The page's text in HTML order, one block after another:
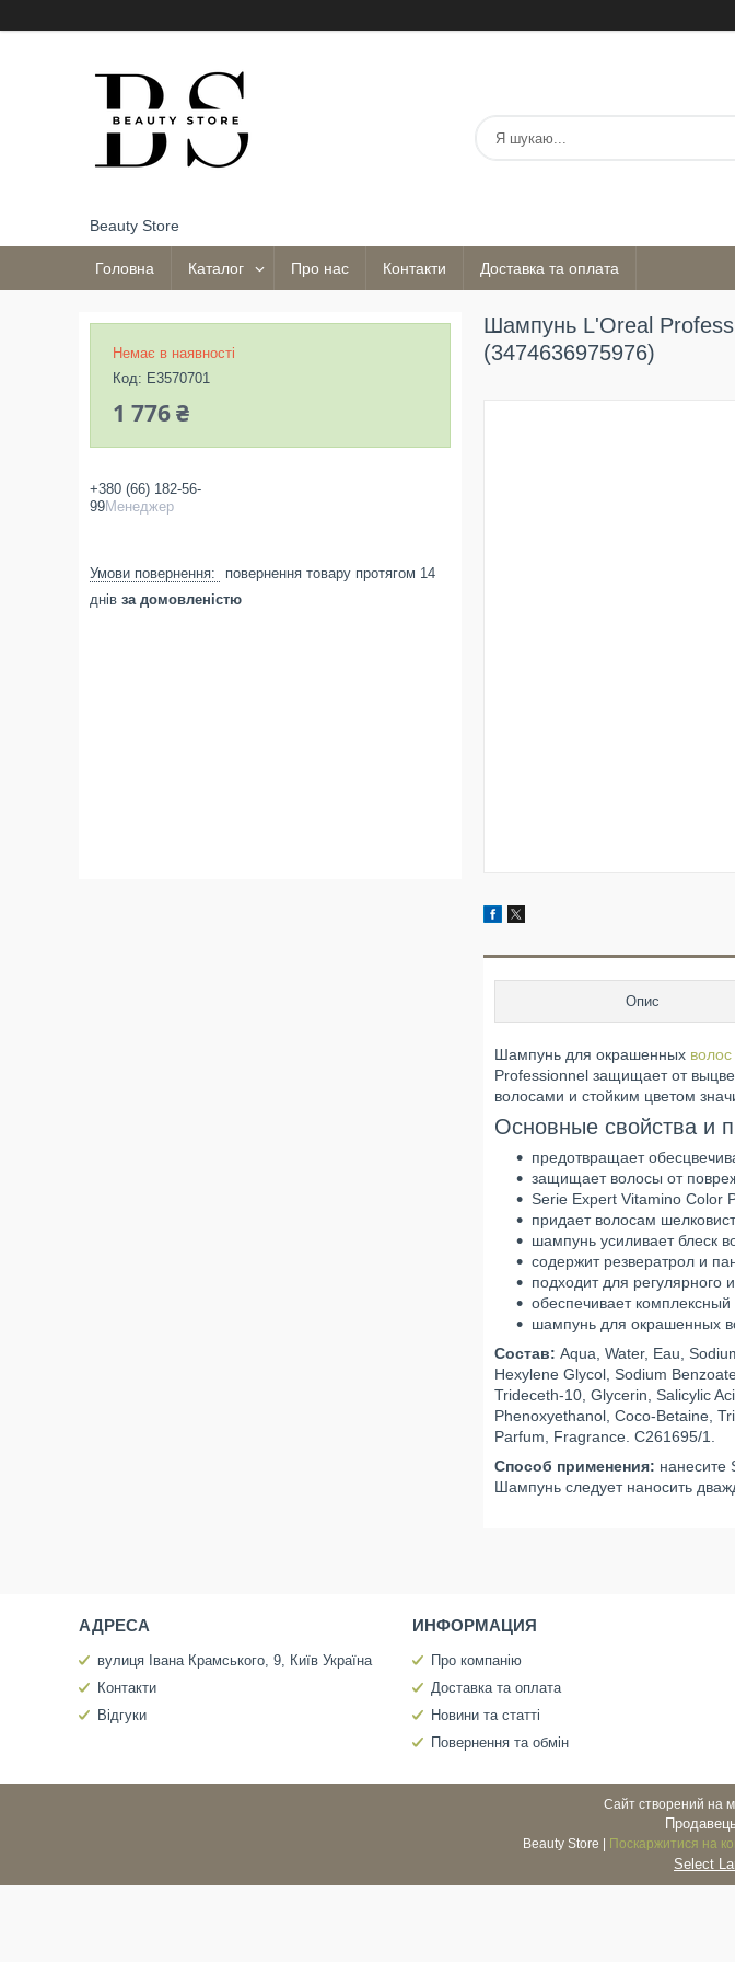
Beauty Store
Головна Каталог Про нас Контакти Доставка та оплата
Шампунь L'Oreal
(3474636975976)
Опис
Шампунь для окрашенных волос
Professionnel защищает от
волосами и стойким цветом
Основные свойства и
предотвращает
защищает волосы от
Serie Expert Vitamino Color
придает волосам
шампунь усиливает блеск
содержит резвератрол и
подходит для регулярного
обеспечивает
шампунь для окрашенных
Состав: Aqua, Water, Eau,
Hexylene Glycol, Sodium
Trideceth-10, Glycerin, Salicylic
Phenoxyethanol, Coco-Betaine,
Parfum, Fragrance. C261695/1.
Способ применения: нанесите
Шампунь следует наносить
Немає в наявності
Код: E3570701
1 776 ₴
+380 (66) 182-56-
99Менеджер
повернення товару протягом 14
днів за домовленістю
АДРЕСА
вулиця Івана Крамського, 9, Київ Україна
Контакти
Відгуки
ИНФОРМАЦИЯ
Про компанію
Доставка та оплата
Новини та статті
Повернення та обмін
Сайт створений на
Поскаржитися на
Select